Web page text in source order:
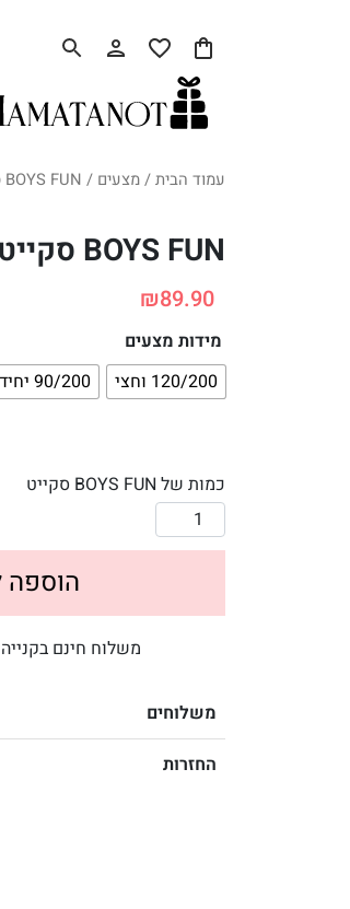
עמוד הבית/מצעים / BOYS FUN סקייט
BOYS FUN סקייט
₪89.90
מידות מצעים
120/200 וחצי
90/200 יחיד
כמות של BOYS FUN סקייט
הוספה
משלוח חינם בקנייה מעל
משלוחים
החזרות